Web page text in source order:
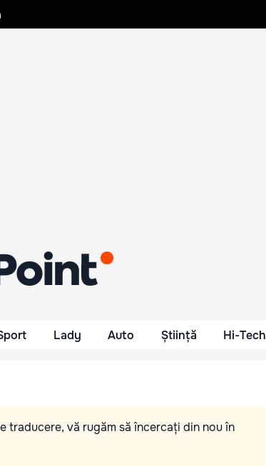
Lady Auto Știință Hi-Tech
traducere, vă rugăm să încercați din nou în